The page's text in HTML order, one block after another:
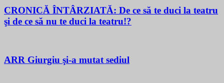
CRONICĂ ÎNTÂRZIATĂ: De ce să te duci la teatru
şi de ce să nu te duci la teatru!?
ARR Giurgiu şi-a mutat sediul